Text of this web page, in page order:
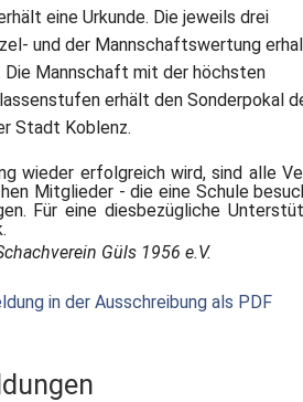
eine Urkunde. Die jeweils drei
und der Mannschaftswertung
Die Mannschaft mit der höchsten
erhält den Sonderpokal
Stadt Koblenz.
wieder erfolgreich wird, sind alle
Mitglieder - die eine Schule
Für eine diesbezügliche
Güls 1956 e.V.
in der Ausschreibung als PDF